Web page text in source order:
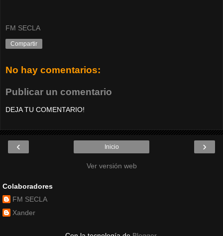
FM SECLA
Compartir
No hay comentarios:
Publicar un comentario
DEJA TU COMENTARIO!
‹ ›
Inicio
Ver versión web
Colaboradores
FM SECLA
Xander